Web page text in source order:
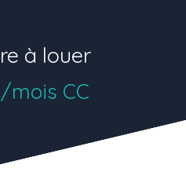
à louer
mois CC